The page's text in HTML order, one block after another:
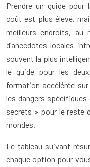
Prendre un guide pour
coût est plus élevé,
meilleurs endroits, au
d’anecdotes locales
souvent la plus
le guide pour les
formation accélérée
les dangers
secrets » pour le reste
mondes.
Le tableau suivant
chaque option pour